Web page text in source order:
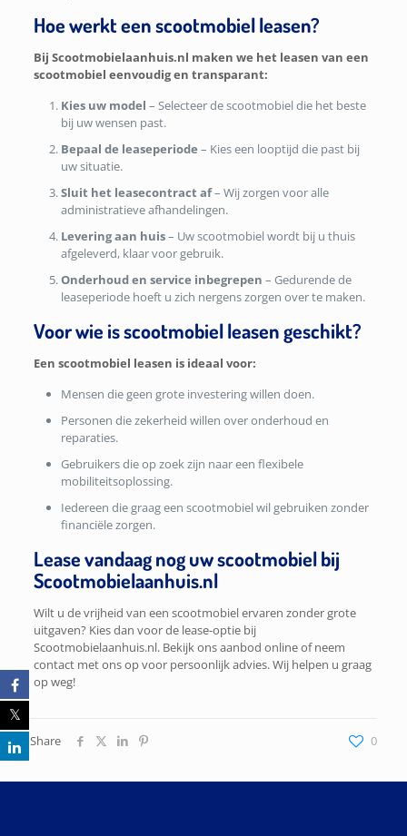
Hoe werkt een scootmobiel leasen?
Bij Scootmobielaanhuis.nl maken we het leasen van een
scootmobiel eenvoudig en transparant:
Kies uw model – Selecteer de scootmobiel die het beste
bij uw wensen past.
Bepaal de leaseperiode – Kies een looptijd die past bij
uw situatie.
Sluit het leasecontract af– Wij zorgen voor alle
administratieve afhandelingen.
Levering aan huis– Uw scootmobiel wordt bij u thuis
afgeleverd, klaar voor gebruik.
Onderhoud en service inbegrepen – Gedurende de
leaseperiode hoeft u zich nergens zorgen over te maken.
Voor wie is scootmobiel leasen geschikt?
Een scootmobiel leasen is ideaal voor:
Mensen die geen grote investering willen doen.
Personen die zekerheid willen over onderhoud en
reparaties.
Gebruikers die op zoek zijn naar een flexibele
mobiliteitsoplossing.
Iedereen die graag een scootmobiel wil gebruiken zonder
financiële zorgen.
Lease vandaag nog uw scootmobiel bij
Scootmobielaanhuis.nl
Wilt u de vrijheid van een scootmobiel ervaren zonder grote
uitgaven? Kies dan voor de lease-optie bij
Scootmobielaanhuis.nl. Bekijk ons aanbod online of neem
contact met ons op voor persoonlijk advies. Wij helpen u graag
op weg!
Share 0